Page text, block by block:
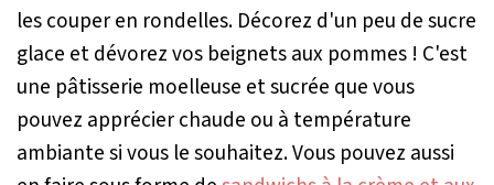
les couper en rondelles. Décorez d'un peu de sucre
glace et dévorez vos beignets aux pommes ! C'est
une pâtisserie moelleuse et sucrée que vous
pouvez apprécier chaude ou à température
ambiante si vous le souhaitez. Vous pouvez aussi